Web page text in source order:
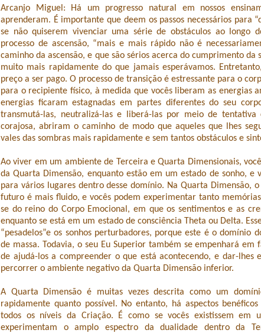
Arcanjo Miguel: Há um progresso natural em nossos
aprenderam. É importante que deem os passos necessários para
se não quiserem vivenciar uma série de obstáculos ao longo
processo de ascensão, “mais e mais rápido não é
caminho da ascensão, e que são sérios acerca do cumprimento
muito mais rapidamente do que jamais esperávamos.
preço a ser pago. O processo de transição é estressante para o
para o recipiente físico, à medida que vocês liberam as energias
energias ficaram estagnadas em partes diferentes do seu
transmutá-las, neutralizá-las e liberá-las por meio de tentativa
corajosa, abriram o caminho de modo que aqueles que lhes
vales das sombras mais rapidamente e sem tantos obstáculos e
Ao viver em um ambiente de Terceira e Quarta Dimensionais,
da Quarta Dimensão, enquanto estão em um estado de sonho, e
para vários lugares dentro desse domínio. Na Quarta Dimensão,
futuro é mais fluido, e vocês podem experimentar tanto
se do reino do Corpo Emocional, em que os sentimentos e as
enquanto se está em um estado de consciência Theta ou Delta.
“pesadelos”e os sonhos perturbadores, porque este é o domínio
de massa. Todavia, o seu Eu Superior também se empenhará
de ajudá-los a compreender o que está acontecendo, e dar-lhes
percorrer o ambiente negativo da Quarta Dimensão inferior.
A Quarta Dimensão é muitas vezes descrita como um
rapidamente quanto possível. No entanto, há aspectos
todos os níveis da Criação. É como se vocês existissem em
experimentam o amplo espectro da dualidade dentro da